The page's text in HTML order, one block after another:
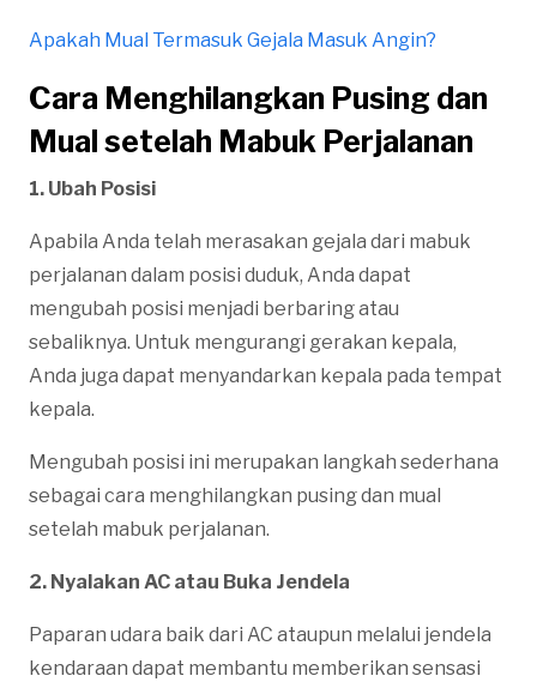
Apakah Mual Termasuk Gejala Masuk Angin?
Cara Menghilangkan Pusing dan
Mual setelah Mabuk Perjalanan
1. Ubah Posisi
Apabila Anda telah merasakan gejala dari mabuk
perjalanan dalam posisi duduk, Anda dapat
mengubah posisi menjadi berbaring atau
sebaliknya. Untuk mengurangi gerakan kepala,
Anda juga dapat menyandarkan kepala pada tempat
kepala.
Mengubah posisi ini merupakan langkah sederhana
sebagai cara menghilangkan pusing dan mual
setelah mabuk perjalanan.
2. Nyalakan AC atau Buka Jendela
Paparan udara baik dari AC ataupun melalui jendela
kendaraan dapat membantu memberikan sensasi